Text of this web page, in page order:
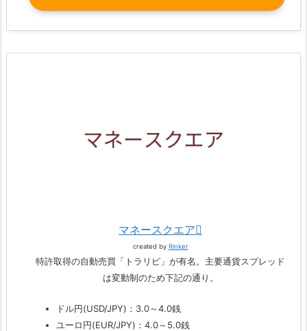
マネースクエア
created by Rinker
特許取得の自動売買「トラリピ」が有名。主要通貨スプレッド
は変動制のため下記の通り。
ドル円(USD/JPY)：3.0～4.0銭
ユーロ円(EUR/JPY)：4.0～5.0銭